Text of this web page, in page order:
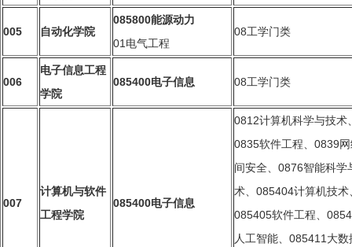
005 自动化学院
085800能源动力
01电气工程
08工学门类
006
电子信息工程
学院
085400电子信息 08工学门类
007
计算机与软件
工程学院
085400电子信息
0812计算机科学与技术
0835软件工程、0839
间安全、0876智能科学
术 、085404计算机技术
085405软件工程、
人工智能、085411大数